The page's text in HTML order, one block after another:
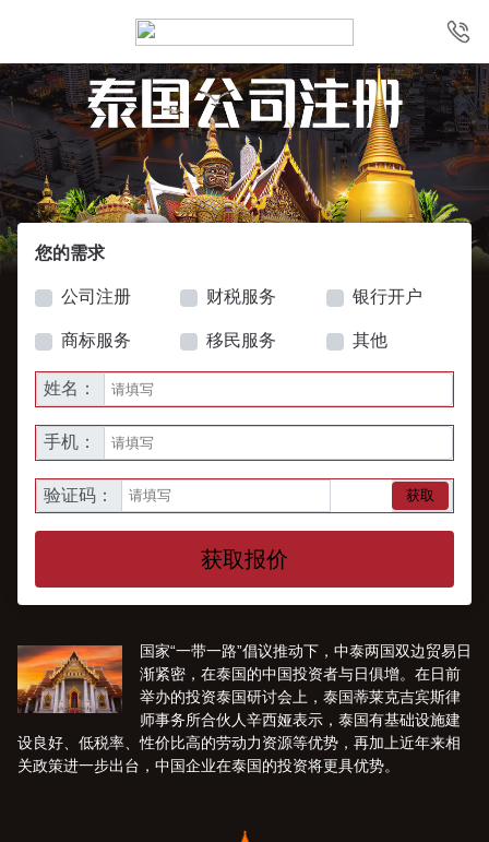
您的需求
公司注册 财税服务 银行开户
商标服务 移民服务 其他
姓名：
手机：
验证码： 获取
获取报价
国家“一带一路”倡议推动下，中泰两国双边贸易日
渐紧密，在泰国的中国投资者与日俱增。在日前
举办的投资泰国研讨会上，泰国蒂莱克吉宾斯律
师事务所合伙人辛西娅表示，泰国有基础设施建
设良好、低税率、性价比高的劳动力资源等优势，再加上近年来相
关政策进一步出台，中国企业在泰国的投资将更具优势。